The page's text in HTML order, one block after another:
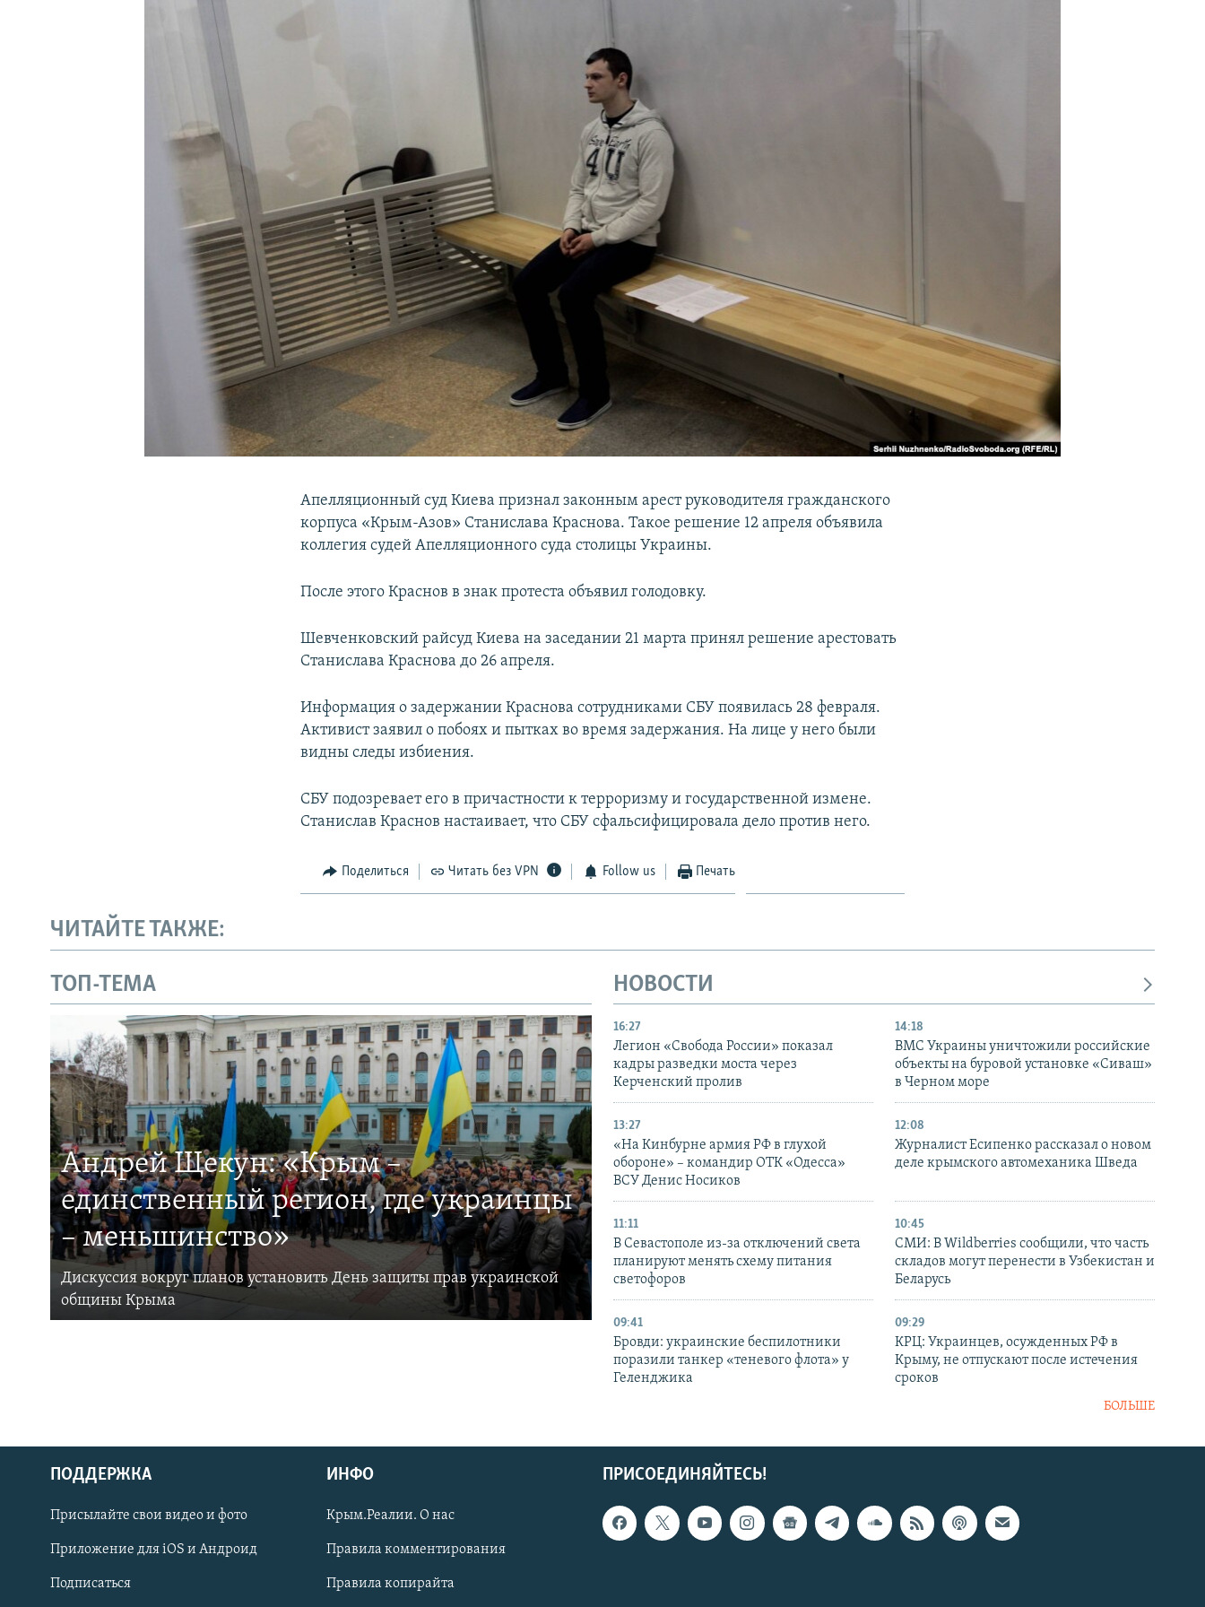
Українською
Qırımtatar
ПРИСОЕДИНЯЙТЕСЬ!
Апелляционный суд Киева признал законным арест руководителя гражданского
корпуса «Крым-Азов» Станислава Краснова. Такое решение 12 апреля объявила
коллегия судей Апелляционного суда столицы Украины.
После этого Краснов в знак протеста объявил голодовку.
Шевченковский райсуд Киева на заседании 21 марта принял решение арестовать
Станислава Краснова до 26 апреля.
Информация о задержании Краснова сотрудниками СБУ появилась 28 февраля.
Активист заявил о побоях и пытках во время задержания. На лице у него были
видны следы избиения.
СБУ подозревает его в причастности к терроризму и государственной измене.
Станислав Краснов настаивает, что СБУ сфальсифицировала дело против него.
Поделиться Читать без VPN Follow us Печать
ЧИТАЙТЕ ТАКЖЕ:
ТОП-ТЕМА
Андрей Щекун: «Крым –
единственный регион, где украинцы
– меньшинство»
Дискуссия вокруг планов установить День защиты прав украинской
общины Крыма
НОВОСТИ
16:27
Легион «Свобода России» показал
кадры разведки моста через
Керченский пролив
14:18
ВМС Украины уничтожили российские
объекты на буровой установке «Сиваш»
в Черном море
13:27
«На Кинбурне армия РФ в глухой
обороне» – командир ОТК «Одесса»
ВСУ Денис Носиков
12:08
Журналист Есипенко рассказал о новом
деле крымского автомеханика Шведа
11:11
В Севастополе из-за отключений света
планируют менять схему питания
светофоров
10:45
СМИ: В Wildberries сообщили, что часть
складов могут перенести в Узбекистан и
Беларусь
09:41
Бровди: украинские беспилотники
поразили танкер «теневого флота» у
Геленджика
09:29
КРЦ: Украинцев, осужденных РФ в
Крыму, не отпускают после истечения
сроков
БОЛЬШЕ
ПРИСОЕДИНЯЙТЕСЬ!
ПОДДЕРЖКА
Присылайте свои видео и фото
Приложение для iOS и Андроид
Подписаться
ИНФО
Крым.Реалии. О нас
Правила комментирования
Правила копирайта